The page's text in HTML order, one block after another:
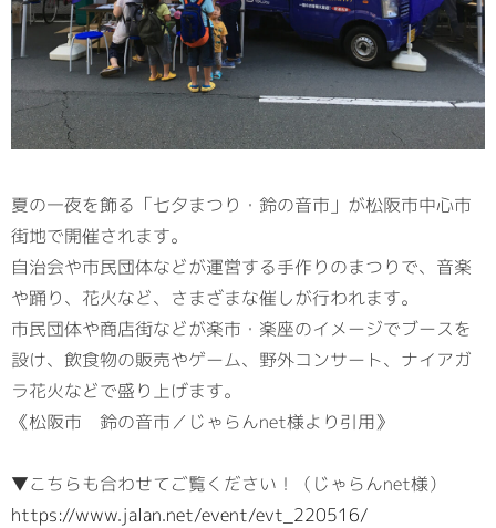
夏の一夜を飾る「七夕まつり・鈴の音市」が松阪市中心市
街地で開催されます。
自治会や市民団体などが運営する手作りのまつりで、音楽
や踊り、花火など、さまざまな催しが行われます。
市民団体や商店街などが楽市・楽座のイメージでブースを
設け、飲食物の販売やゲーム、野外コンサート、ナイアガ
ラ花火などで盛り上げます。
《松阪市 鈴の音市／じゃらんnet様より引用》
▼こちらも合わせてご覧ください！（じゃらんnet様）
https://www.jalan.net/event/evt_220516/